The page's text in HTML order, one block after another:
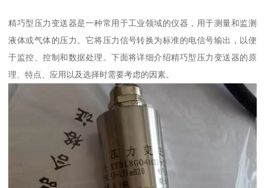
精巧型压力变送器是一种常用于工业领域的仪器，用于测量和监测
液体或气体的压力。它将压力信号转换为标准的电信号输出，以便
于监控、控制和数据处理。下面将详细介绍精巧型压力变送器的原
理、特点、应用以及选择时需要考虑的因素。